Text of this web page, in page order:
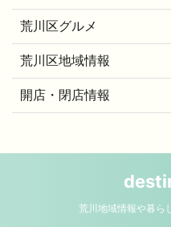
荒川区グルメ
荒川区地域情報
開店・閉店情報
荒川地域情報や暮ら